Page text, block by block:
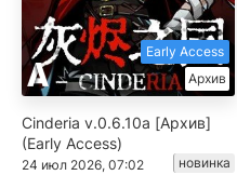
Архив
Early Access
Cinderia v.0.6.10a [Архив]
(Early Access)
24 июл 2026, 07:02 новинка